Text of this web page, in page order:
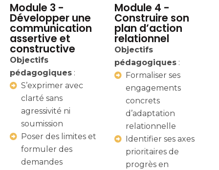
Module 3 -
Développer une
communication
assertive et
constructive
Objectifs
pédagogiques :
S’exprimer avec
clarté sans
agressivité ni
soumission
Poser des limites et
formuler des
demandes
Module 4 -
Construire son
plan d’action
relationnel
Objectifs
pédagogiques :
Formaliser ses
engagements
concrets
d’adaptation
relationnelle
Identifier ses axes
prioritaires de
progrès en